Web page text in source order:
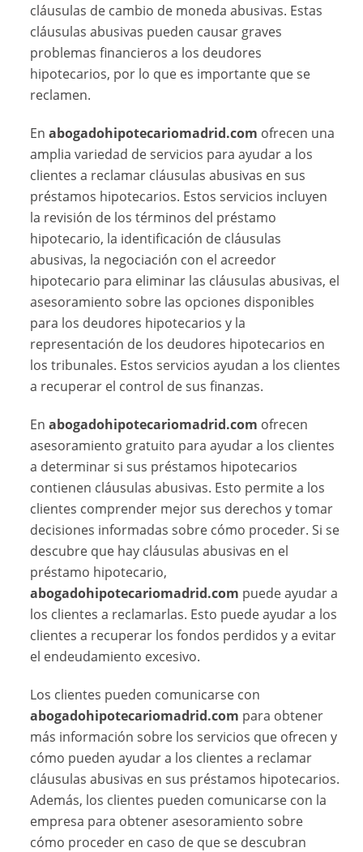
cláusulas de cambio de moneda abusivas. Estas
cláusulas abusivas pueden causar graves
problemas financieros a los deudores
hipotecarios, por lo que es importante que se
reclamen.
Enabogadohipotecariomadrid.com ofrecen una
amplia variedad de servicios para ayudar a los
clientes a reclamar cláusulas abusivas en sus
préstamos hipotecarios. Estos servicios incluyen
la revisión de los términos del préstamo
hipotecario, la identificación de cláusulas
abusivas, la negociación con el acreedor
hipotecario para eliminar las cláusulas abusivas, el
asesoramiento sobre las opciones disponibles
para los deudores hipotecarios y la
representación de los deudores hipotecarios en
los tribunales. Estos servicios ayudan a los clientes
a recuperar el control de sus finanzas.
Enabogadohipotecariomadrid.com ofrecen
asesoramiento gratuito para ayudar a los clientes
a determinar si sus préstamos hipotecarios
contienen cláusulas abusivas. Esto permite a los
clientes comprender mejor sus derechos y tomar
decisiones informadas sobre cómo proceder. Si se
descubre que hay cláusulas abusivas en el
préstamo hipotecario,
abogadohipotecariomadrid.com puede ayudar a
los clientes a reclamarlas. Esto puede ayudar a los
clientes a recuperar los fondos perdidos y a evitar
el endeudamiento excesivo.
Los clientes pueden comunicarse con
abogadohipotecariomadrid.com para obtener
más información sobre los servicios que ofrecen y
cómo pueden ayudar a los clientes a reclamar
cláusulas abusivas en sus préstamos hipotecarios.
Además, los clientes pueden comunicarse con la
empresa para obtener asesoramiento sobre
cómo proceder en caso de que se descubran